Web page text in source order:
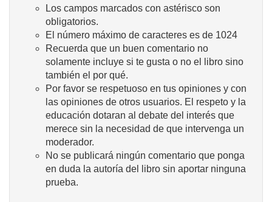
Los campos marcados con astérisco son
obligatorios.
El número máximo de caracteres es de 1024
Recuerda que un buen comentario no
solamente incluye si te gusta o no el libro sino
también el por qué.
Por favor se respetuoso en tus opiniones y con
las opiniones de otros usuarios. El respeto y la
educación dotaran al debate del interés que
merece sin la necesidad de que intervenga un
moderador.
No se publicará ningún comentario que ponga
en duda la autoría del libro sin aportar ninguna
prueba.